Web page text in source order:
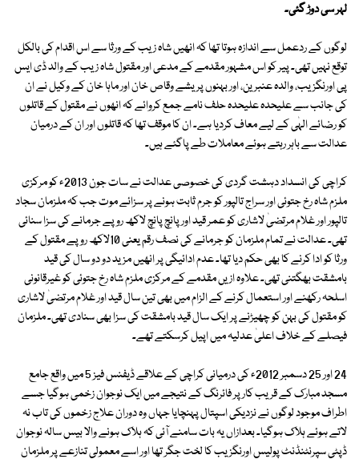
لہر سی دوڑ گئی۔
لوگوں کے ردعمل سے اندازہ ہوتا تھا کہ انھیں شاہ زیب کے ورثا سے اس اقدام کی بالکل
توقع نہیں تھی۔ پیر کو اس مشہور مقدمے کے مدعی اور مقتول شاہ زیب کے والد ڈی ایس
پی اورنگزیب، والدہ عنبرین، اور بہنوں پریشے وقاص خان اور ماہا خان کے وکیل نے ان
کی جانب سے علیحدہ علیحدہ حلف نامے جمع کروائے کہ انھوں نے مقتول کے قاتلوں
کو رضائے الہٰی کے لیے معاف کردیا ہے۔ ان کا موقف تھا کہ قاتلوں اور ان کے درمیان
عدالت سے باہر رہتے ہوئے معاملات طے پاگئے ہیں۔
کراچی کی انسداد دہشت گردی کی خصوصی عدالت نے سات جون 2013ء کو مرکزی
ملزم شاہ رخ جتوئی اور سراج تالپور کو جرم ثابت ہونے پر سزائے موت جب کہ ملزمان سجاد
تالپور اور غلام مرتضیٰ لاشاری کو عمر قید اور پانچ پانچ لاکھ روپے جرمانے کی سزا سنائی
تھی۔ عدالت نے تمام ملزمان کو جرمانے کی نصف رقم یعنی 10لاکھ روپے مقتول کے
ورثا کو ادا کرنے کا بھی حکم دیا تھا۔ عدم ادائیگی پر انھیں مزید دو دو سال کی قید
بامشقت بھگتنی تھی۔ علاوہ ازیں مقدمے کے مرکزی ملزم شاہ رخ جتوئی کو غیرقانونی
اسلحہ رکھنے اور استعمال کرنے کے الزام میں بھی تین سال قید اور غلام مرتضیٰ لاشاری
کو مقتول کی بہن کو چھیڑنے پر ایک سال قید بامشقت کی سزا بھی سنادی تھی۔ ملزمان
فیصلے کے خلاف اعلیٰ عدلیہ میں اپیل کرسکتے تھے۔
24 اور 25 دسمبر 2012ء کی درمیانی کراچی کے علاقے ڈیفنس فیز 5 میں واقع جامع
مسجد مبارک کے قریب کار پر فائرنگ کے نتیجے میں ایک نوجوان زخمی ہوگیا جسے
اطراف موجود لوگوں نے نزدیکی اسپتال پہنچایا جہاں وہ دوران علاج زخموں کی تاب نہ
لاتے ہوئے ہلاک ہوگیا۔ بعدازاں یہ بات سامنے آئی کہ ہلاک ہونے والا بیس سالہ نوجوان
ڈپٹی سپرنٹنڈنٹ پولیس اورنگزیب کا لخت جگر تھا اور اسے معمولی تنازعے پر ملزمان